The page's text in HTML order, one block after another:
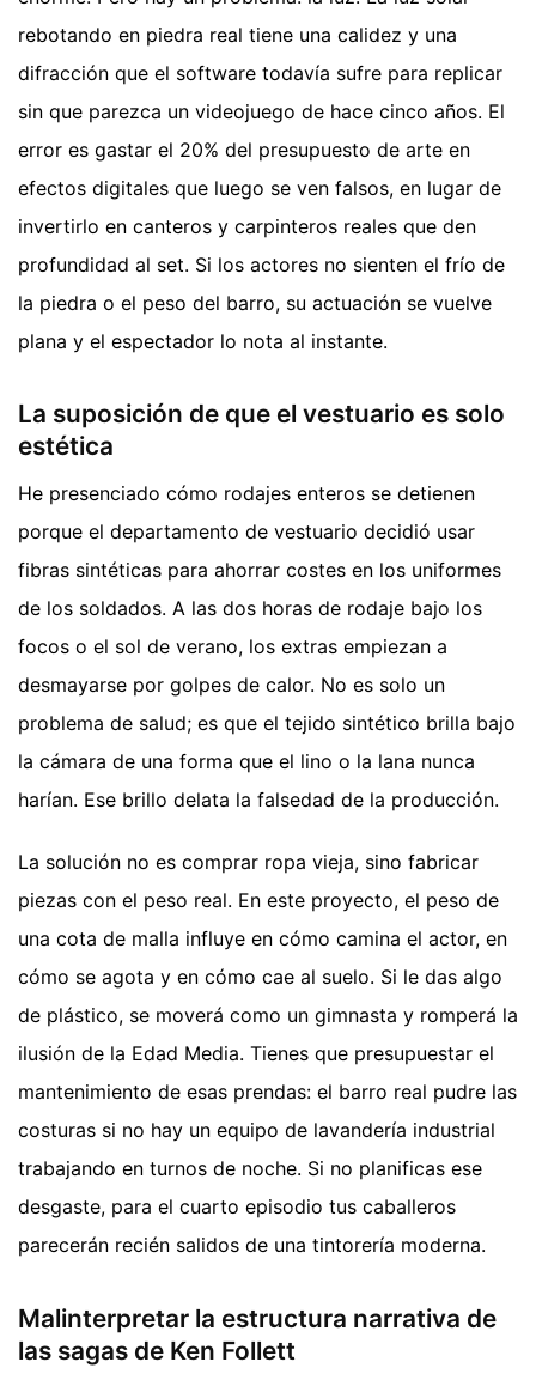
rebotando en piedra real tiene una calidez y una
difracción que el software todavía sufre para replicar
sin que parezca un videojuego de hace cinco años. El
error es gastar el 20% del presupuesto de arte en
efectos digitales que luego se ven falsos, en lugar de
invertirlo en canteros y carpinteros reales que den
profundidad al set. Si los actores no sienten el frío de
la piedra o el peso del barro, su actuación se vuelve
plana y el espectador lo nota al instante.
La suposición de que el vestuario es solo
estética
He presenciado cómo rodajes enteros se detienen
porque el departamento de vestuario decidió usar
fibras sintéticas para ahorrar costes en los uniformes
de los soldados. A las dos horas de rodaje bajo los
focos o el sol de verano, los extras empiezan a
desmayarse por golpes de calor. No es solo un
problema de salud; es que el tejido sintético brilla bajo
la cámara de una forma que el lino o la lana nunca
harían. Ese brillo delata la falsedad de la producción.
La solución no es comprar ropa vieja, sino fabricar
piezas con el peso real. En este proyecto, el peso de
una cota de malla influye en cómo camina el actor, en
cómo se agota y en cómo cae al suelo. Si le das algo
de plástico, se moverá como un gimnasta y romperá la
ilusión de la Edad Media. Tienes que presupuestar el
mantenimiento de esas prendas: el barro real pudre las
costuras si no hay un equipo de lavandería industrial
trabajando en turnos de noche. Si no planificas ese
desgaste, para el cuarto episodio tus caballeros
parecerán recién salidos de una tintorería moderna.
Malinterpretar la estructura narrativa de
las sagas de Ken Follett